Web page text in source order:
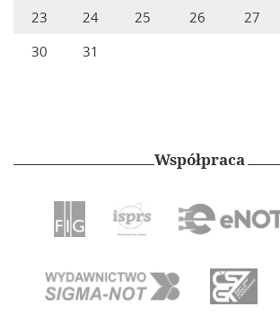
23
24 25 26 27
30
31
Współpraca